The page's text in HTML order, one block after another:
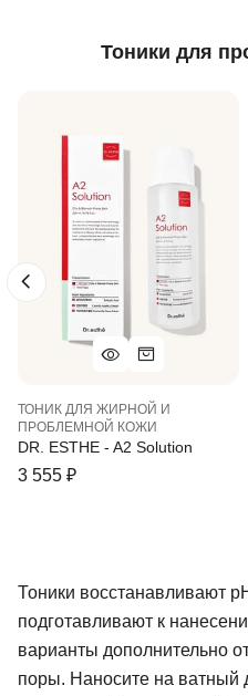
Тоники для
ТОНИК ДЛЯ ЖИРНОЙ И
ПРОБЛЕМНОЙ КОЖИ
DR. ESTHE - A2 Solution
3 555 ₽
Тоники восстанавливают
подготавливают к
варианты дополнительно
поры. Наносите на ватный